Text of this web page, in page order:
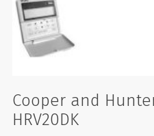
Cooper and
HRV20DK